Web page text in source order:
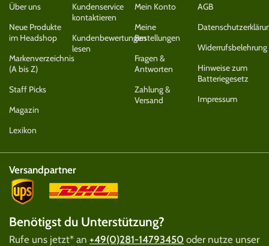
Über uns
Neue Produkte
im Headshop
Markenverzeichnis
(A bis Z)
Staff Picks
Magazin
Lexikon
Kundenservice
kontaktieren
Kundenbewertungen
lesen
Mein Konto
Meine
Bestellungen
Fragen &
Antworten
Zahlung &
Versand
AGB
Widerrufsbelehrung
Hinweise zum
Batteriegesetz
Impressum
Versandpartner
Benötigst du Unterstützung?
Rufe uns jetzt* an +49(0)281-14793450 oder nutze unser